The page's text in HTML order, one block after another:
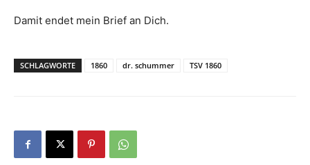
Damit endet mein Brief an Dich.
SCHLAGWORTE 1860 dr. schummer TSV 1860